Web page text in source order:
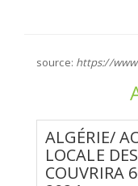
source: https://
ALGÉRIE/
LOCALE
COUVRIRA